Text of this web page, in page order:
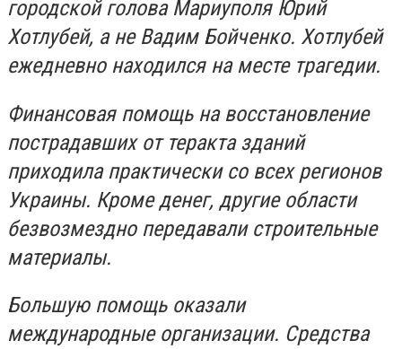
городской голова Мариуполя Юрий
Хотлубей, а не Вадим Бойченко. Хотлубей
ежедневно находился на месте трагедии.
Финансовая помощь на восстановление
пострадавших от теракта зданий
приходила практически со всех регионов
Украины. Кроме денег, другие области
безвозмездно передавали строительные
материалы.
Большую помощь оказали
международные организации. Средства